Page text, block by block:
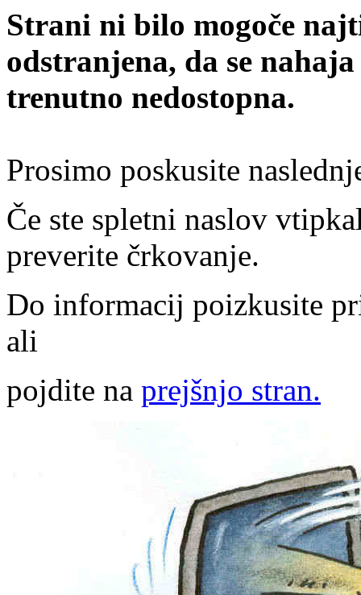
Strani ni bilo mogoče
odstranjena, da se
trenutno nedostopna.
Prosimo poskusite
Če ste spletni naslov
preverite črkovanje.
Do informacij poizkusite
ali
pojdite na prejšnjo stran.